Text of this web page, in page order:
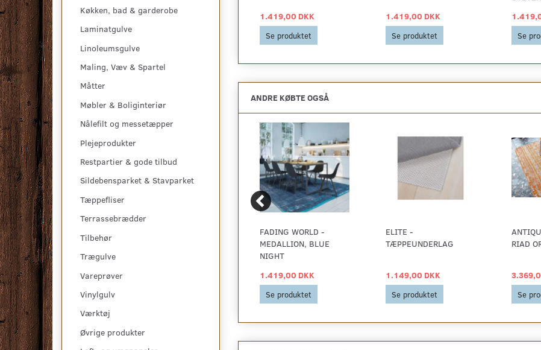
Køkken, bad & garderobe
Laminatgulve
Linoleumsgulve
Maling, Væv & Spartel
Måtter
Møbler & Boliginteriør
Nålefilt og messetæpper
Plejeprodukter
Restpartier & gode tilbud
Sildebensparket & Stavparket
Tæppefliser
Terrassebrædder
Tilbehør
Trægulve
Vareprøver
Vinylgulv
Værktøj
Øvrige produkter
1.419,00 DKK
Se produktet
1.419,00 DKK
1.419,00 DKK
Se produktet
1.419,00 DKK
Se produktet Se
ANDRE KØBTE OGSÅ
VINTAGE - MULTI,
BLACK & WHITE
1.419,00 DKK
Se produktet
FADING WORLD -
MEDALLION, BLUE
NIGHT
1.419,00 DKK
Se produktet
ELITE -
TÆPPEUNDERLAG
1.149,00 DKK
Se produktet
RIAD
Se